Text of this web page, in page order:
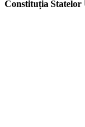
Constituția Statelor